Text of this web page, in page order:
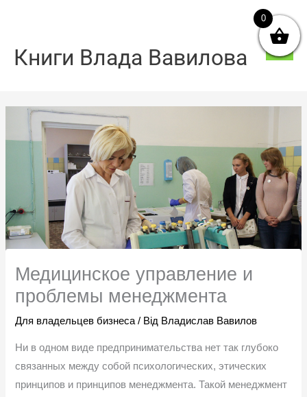
Книги Влада Вавилова
Медицинское управление и
проблемы менеджмента
Для владельцев бизнеса/ Від Владислав Вавилов
Ни в одном виде предпринимательства нет так глубоко
связанных между собой психологических, этических
принципов и принципов менеджмента. Такой менеджмент
0